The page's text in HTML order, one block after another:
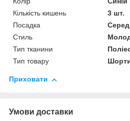
Кількість кишень
3 шт.
Посадка
Стиль
Тип тканини
Тип товару
Приховати
Умови доставки